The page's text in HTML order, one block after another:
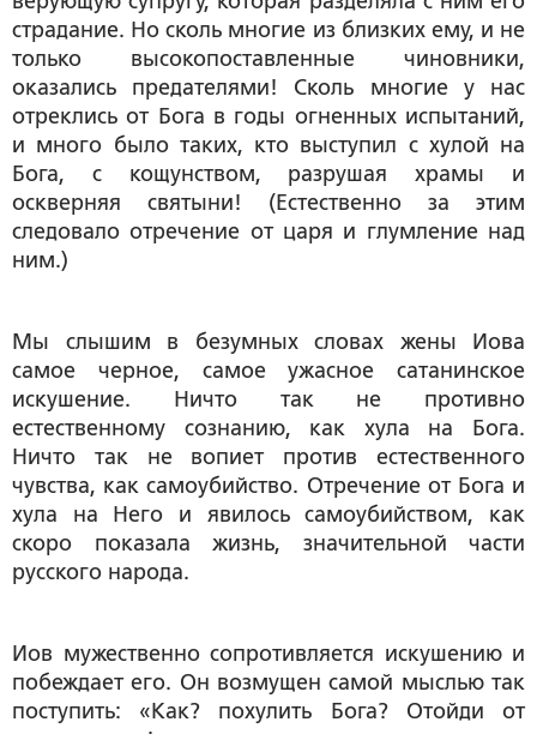
страдание. Но сколь многие из близких ему, и не
только высокопоставленные чиновники,
оказались предателями! Сколь многие у нас
отреклись от Бога в годы огненных испытаний,
и много было таких, кто выступил с хулой на
Бога, с кощунством, разрушая храмы и
оскверняя святыни! (Естественно за этим
следовало отречение от царя и глумление над
ним.)
Мы слышим в безумных словах жены Иова
самое черное, самое ужасное сатанинское
искушение. Ничто так не противно
естественному сознанию, как хула на Бога.
Ничто так не вопиет против естественного
чувства, как самоубийство. Отречение от Бога и
хула на Него и явилось самоубийством, как
скоро показала жизнь, значительной части
русского народа.
Иов мужественно сопротивляется искушению и
побеждает его. Он возмущен самой мыслью так
поступить: «Как? похулить Бога? Отойди от